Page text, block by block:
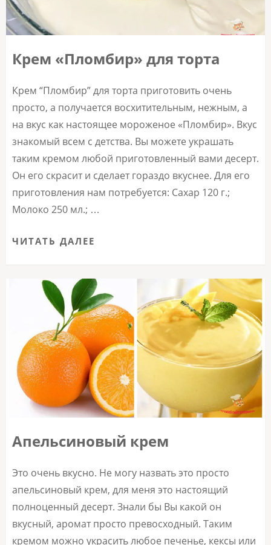
Крем «Пломбир» для торта
Крем “Пломбир” для торта приготовить очень
просто, а получается восхитительным, нежным, а
на вкус как настоящее мороженое «Пломбир». Вкус
знакомый всем с детства. Вы можете украшать
таким кремом любой приготовленный вами десерт.
Он его скрасит и сделает гораздо вкуснее. Для его
приготовления нам потребуется: Сахар 120 г.;
Молоко 250 мл.; …
ЧИТАТЬ ДАЛЕЕ
Апельсиновый крем
Это очень вкусно. Не могу назвать это просто
апельсиновый крем, для меня это настоящий
полноценный десерт. Знали бы Вы какой он
вкусный, аромат просто превосходный. Таким
кремом можно украсить любое печенье, кексы или